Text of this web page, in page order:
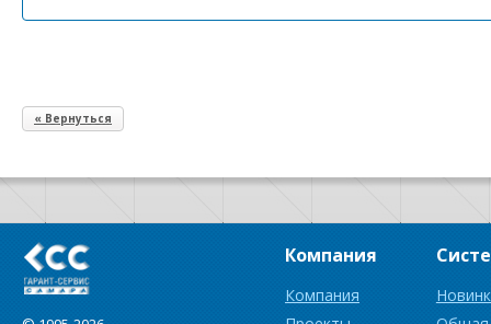
« Вернуться
Компания
Компания